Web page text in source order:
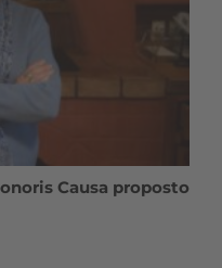
Causa proposto